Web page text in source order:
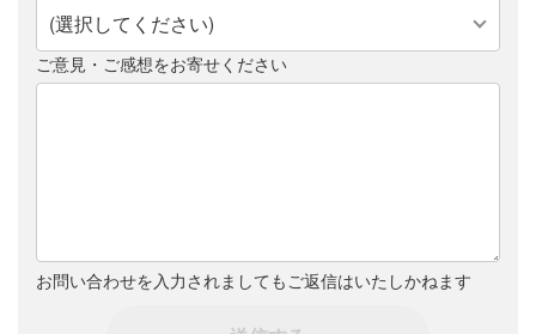
(選択してください)
ご意見・ご感想をお寄せください
お問い合わせを入力されましてもご返信はいたしかねます